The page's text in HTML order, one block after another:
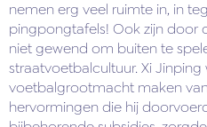
nemen erg veel ruimte in, in
pingpongtafels! Ook zijn door
niet gewend om buiten te
straatvoetbalcultuur. Xi Jinping
voetbalgrootmacht maken
hervormingen die hij